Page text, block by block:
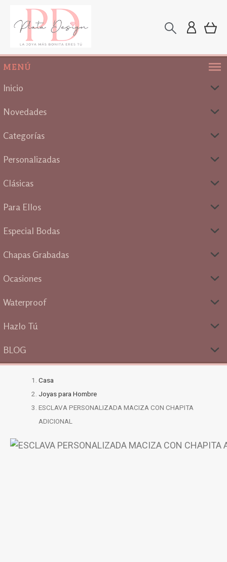
MENÚ
Inicio
Novedades
Categorías
Personalizadas
Clásicas
Para Ellos
Especial Bodas
Chapas Grabadas
Ocasiones
Waterproof
Hazlo Tú
BLOG
Casa
Joyas para Hombre
ESCLAVA PERSONALIZADA MACIZA CON CHAPITA
ADICIONAL